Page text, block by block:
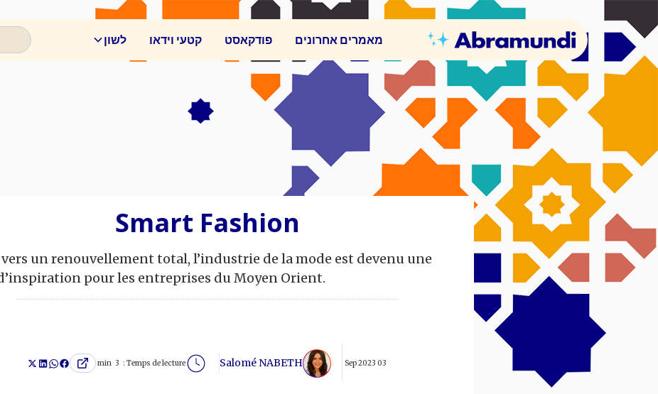
מאמרים אחרונים פודקאסט קטעי וידאו לשון
Smart Fashion
vers un renouvellement total, l’industrie de la mode est devenu une
pour les entreprises du Moyen Orient.
03 Sep 2023
Salomé NABETH
Temps de lecture :
3
min